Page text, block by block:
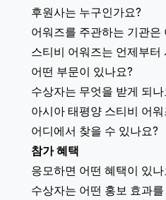
후원사는 누구인가요?
어워즈를 주관하는 기관은
스티비 어워즈는 언제부터
어떤 부문이 있나요?
수상자는 무엇을 받게 되나
아시아 태평양 스티비 어
어디에서 찾을 수 있나요?
참가 혜택
응모하면 어떤 혜택이 있나
수상자는 어떤 홍보 효과